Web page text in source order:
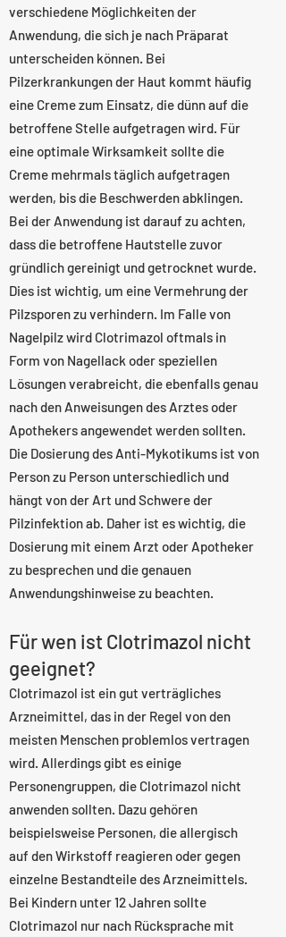
verschiedene Möglichkeiten der
Anwendung, die sich je nach Präparat
unterscheiden können. Bei
Pilzerkrankungen der Haut kommt häufig
eine Creme zum Einsatz, die dünn auf die
betroffene Stelle aufgetragen wird. Für
eine optimale Wirksamkeit sollte die
Creme mehrmals täglich aufgetragen
werden, bis die Beschwerden abklingen.
Bei der Anwendung ist darauf zu achten,
dass die betroffene Hautstelle zuvor
gründlich gereinigt und getrocknet wurde.
Dies ist wichtig, um eine Vermehrung der
Pilzsporen zu verhindern. Im Falle von
Nagelpilz wird Clotrimazol oftmals in
Form von Nagellack oder speziellen
Lösungen verabreicht, die ebenfalls genau
nach den Anweisungen des Arztes oder
Apothekers angewendet werden sollten.
Die Dosierung des Anti-Mykotikums ist von
Person zu Person unterschiedlich und
hängt von der Art und Schwere der
Pilzinfektion ab. Daher ist es wichtig, die
Dosierung mit einem Arzt oder Apotheker
zu besprechen und die genauen
Anwendungshinweise zu beachten.
Für wen ist Clotrimazol nicht
geeignet?
Clotrimazol ist ein gut verträgliches
Arzneimittel, das in der Regel von den
meisten Menschen problemlos vertragen
wird. Allerdings gibt es einige
Personengruppen, die Clotrimazol nicht
anwenden sollten. Dazu gehören
beispielsweise Personen, die allergisch
auf den Wirkstoff reagieren oder gegen
einzelne Bestandteile des Arzneimittels.
Bei Kindern unter 12 Jahren sollte
Clotrimazol nur nach Rücksprache mit